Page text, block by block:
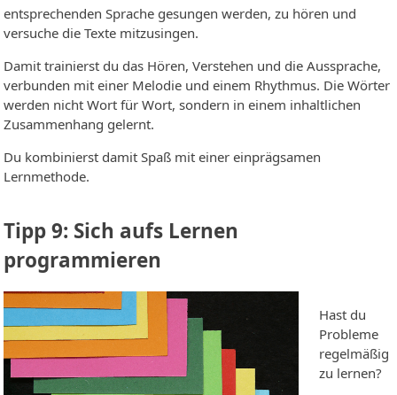
entsprechenden Sprache gesungen werden, zu hören und
versuche die Texte mitzusingen.
Damit trainierst du das Hören, Verstehen und die Aussprache,
verbunden mit einer Melodie und einem Rhythmus. Die Wörter
werden nicht Wort für Wort, sondern in einem inhaltlichen
Zusammenhang gelernt.
Du kombinierst damit Spaß mit einer einprägsamen
Lernmethode.
Tipp 9: Sich aufs Lernen
programmieren
Hast du
Probleme
regelmäßig
zu lernen?